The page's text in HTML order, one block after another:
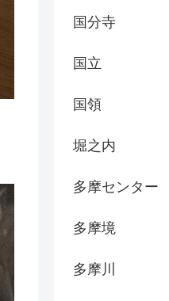
国分寺
国立
国領
堀之内
多摩センター
多摩境
多摩川